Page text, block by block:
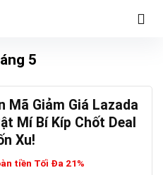
5
Mã Giảm Giá Lazada
Mí Bí Kíp Chốt Deal
Xu!
tiền Tối Đa 21%